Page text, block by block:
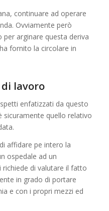
continuare ad operare
Ovviamente però
arginare questa deriva
fornito la circolare in
lavoro
enfatizzati da questo
sicuramente quello relativo
affidare pe intero la
ospedale ad un
di valutare il fatto
in grado di portare
e con i propri mezzi ed